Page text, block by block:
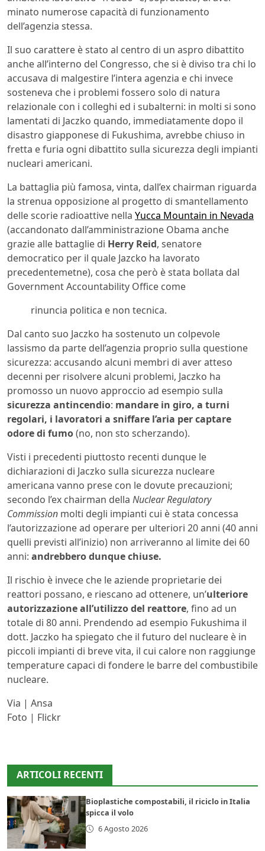
minato numerose capacità di funzionamento
dell’agenzia stessa.
Il suo carattere è stato al centro di un aspro dibattito
anche all’interno del Congresso, che si è diviso tra chi lo
accusava di malgestire l’intera agenzia e chi invece
sosteneva che i problemi fossero solo di natura
relazionale con i colleghi ed i subalterni: in molti si sono
lamentati di Jaczko quando, immediatamente dopo il
disastro giapponese di Fukushima, avrebbe chiuso in
fretta e furia ogni dibattito sulla sicurezza degli impianti
nucleari americani.
La battaglia più famosa, vinta, dall’ex chairman riguarda
la strenua opposizione al progetto di smantellamento
delle scorie radioattive nella Yucca Mountain in Nevada
(accandonato dall’amministrazione Obama anche
grazie alle battaglie di Herry Reid, senatore
democratico per il quale Jazcko ha lavorato
precedentemetne), cosa che però è stata bollata dal
Government Accountability Office come
rinuncia politica e non tecnica.
Dal canto suo Jaczko ha sostenuto un colpevole
lassismo da parte dell’agenzia proprio sulla questione
sicurezza: accusando alcuni membri di aver atteso
decenni per risolvere alcuni problemi, Jaczko ha
promosso un nuovo approccio ad esempio sulla
sicurezza antincendio: mandare in giro, a turni
regolari, i lavoratori a sniffare l’aria per captare
odore di fumo(no, non sto scherzando).
Visti i precedenti piuttosto recenti dunque le
dichiarazioni di Jaczko sulla sicurezza nucleare
americana vanno prese con le dovute precauzioni;
secondo l’ex chairman della Nuclear Regulatory
Commission molti degli impianti cui è stata concessa
l’autorizzazione ad operare per ulteriori 20 anni (40 anni
quelli previsti all’inizio) non arriveranno al limite dei 60
anni: andrebbero dunque chiuse.
Il rischio è invece che le aziende proprietarie dei
reattori possano, e riescano ad ottenere, un’ulteriore
autorizzazione all’utilizzo del reattore, fino ad un
totale di 80 anni. Prendendo ad esempio Fukushima il
dott. Jaczko ha spiegato che il futuro del nucleare è in
piccoli impianti di breve vita, il cui calore non raggiunge
temperature capaci di fondere le barre del combustibile
nucleare.
Via | Ansa
Foto | Flickr
ARTICOLI RECENTI
Bioplastiche compostabili, il riciclo in Italia
spicca il volo
6 Agosto 2026